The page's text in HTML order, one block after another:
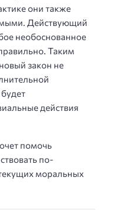
они также
Действующий
необоснованное
Таким
закон не
действия
помочь
по-
моральных